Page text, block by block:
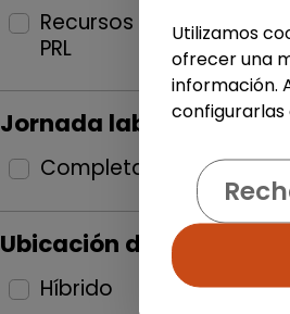
Recursos Humanos y
PRL
1
Jornada laboral
Completa 3
Ubicación del puesto
Híbrido 3
Utilizamos
ofrecer una
información.
configurarlas